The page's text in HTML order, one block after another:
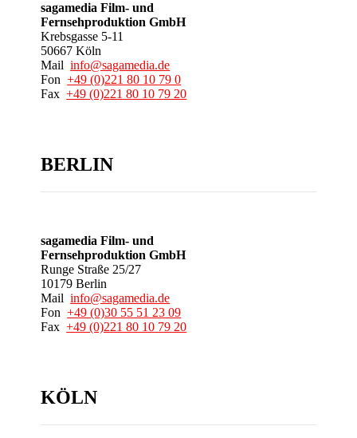
sagamedia Film- und
Fernsehproduktion GmbH
Krebsgasse 5-11
50667 Köln
Mailinfo@sagamedia.de
Fon+49 (0)221 80 10 79 0
Fax+49 (0)221 80 10 79 20
BERLIN
sagamedia Film- und
Fernsehproduktion GmbH
Runge Straße 25/27
10179 Berlin
Mailinfo@sagamedia.de
Fon+49 (0)30 55 51 23 09
Fax+49 (0)221 80 10 79 20
KÖLN